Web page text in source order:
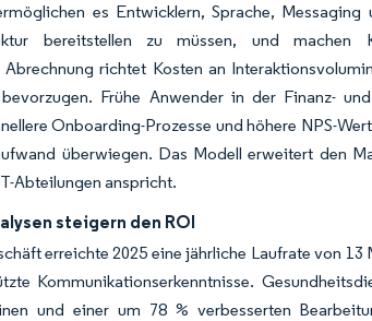
es Entwicklern, Sprache,
bereitstellen zu müssen, und machen
Abrechnung richtet Kosten an
Frühe Anwender in der Finanz-
Onboarding-Prozesse und höhere NPS-
überwiegen. Das Modell erweitert den
Abteilungen anspricht.
steigern den ROI
erreichte 2025 eine jährliche Laufrate von
Kommunikationserkenntnisse.
und einer um 78 % verbesserten